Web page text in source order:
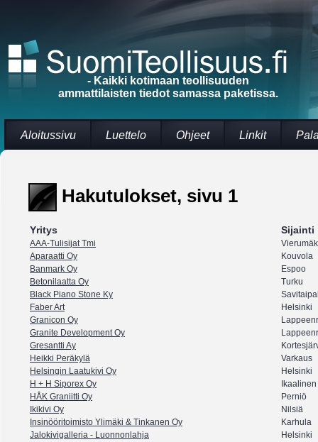
- Kaikki kotimaan teollisuuden
ammattilaisten tiedot samassa paketissa.
Aloitussivu Luettelo Ohjeet Linkit
Hakutulokset, sivu 1
Yritys Sijainti
AAA-Tulisijat Tmi
Aparaatti Oy
Kouvola
Banmark Oy
Espoo
Betonilaatta Oy
Turku
Black Piano Stone Ky
Faber Art
Helsinki
Granicon Oy
Granite Development Oy
Gresantti Ay
Heikki Peräkylä
Varkaus
Helsingin Laatukivi Oy
Helsinki
H + H Siporex Oy
Ikaalinen
HÅK Graniitti Oy
Perniö
Ikikivi Oy
Nilsiä
Insinööritoimisto Ylimäki & Tinkanen Oy
Karhula
Jalokivigalleria - Luonnonlahja
Helsinki